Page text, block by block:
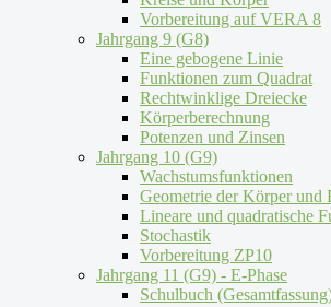
Vorbereitung auf VERA 8
Jahrgang 9 (G8)
Eine gebogene Linie
Funktionen zum Quadrat
Rechtwinklige Dreiecke
Körperberechnung
Potenzen und Zinsen
Jahrgang 10 (G9)
Wachstumsfunktionen
Geometrie der Körper und
Lineare und quadratische
Stochastik
Vorbereitung ZP10
Jahrgang 11 (G9) - E-Phase
Schulbuch